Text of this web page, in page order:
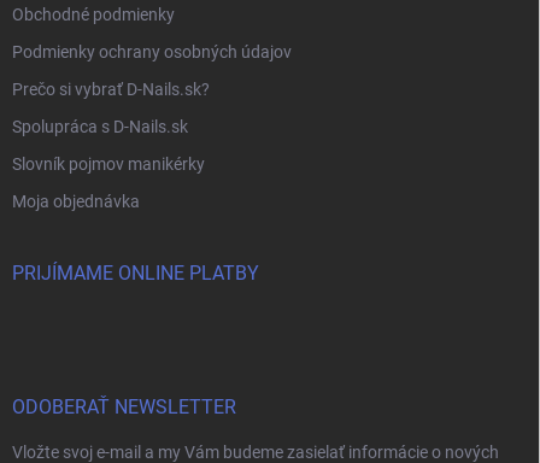
Obchodné podmienky
Podmienky ochrany osobných údajov
Prečo si vybrať D-Nails.sk?
Spolupráca s D-Nails.sk
Slovník pojmov manikérky
Moja objednávka
PRIJÍMAME ONLINE PLATBY
ODOBERAŤ NEWSLETTER
Vložte svoj e-mail a my Vám budeme zasielať informácie o nových